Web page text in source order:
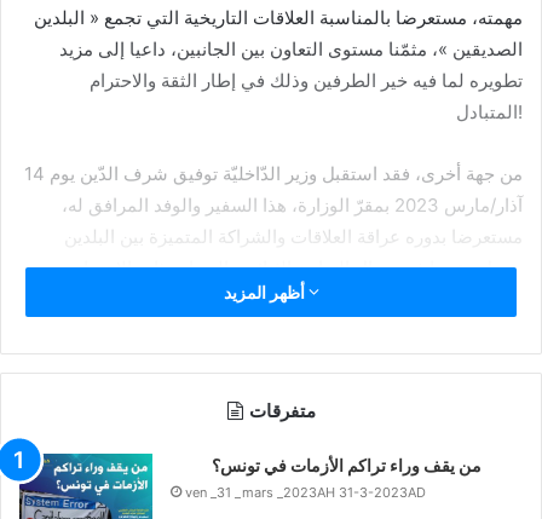
مهمته، مستعرضا بالمناسبة العلاقات التاريخية التي تجمع « البلدين
الصديقين »، مثمّنا مستوى التعاون بين الجانبين، داعيا إلى مزيد
تطويره لما فيه خير الطرفين وذلك في إطار الثقة والاحترام
المتبادل!
من جهة أخرى، فقد استقبل وزير الدّاخليّة توفيق شرف الدّين يوم 14
آذار/مارس 2023 بمقرّ الوزارة، هذا السفير والوفد المرافق له،
مستعرضا بدوره عراقة العلاقات والشراكة المتميزة بين البلدين
وسبل دعمها في مجال التعاون الثنائي والمحاور ذات الاهتمام
المشترك بحسب بلاغ لوزارة الداخلية، احتفى بتثمين السفير
وإننا في المكتب الإعلامي لحزب التحرير/ ولاية تونس، يهمّنا أن
أظهر المزيد
متفرقات
من يقف وراء تراكم الأزمات في تونس؟
ven _31 _mars _2023AH 31-3-2023AD